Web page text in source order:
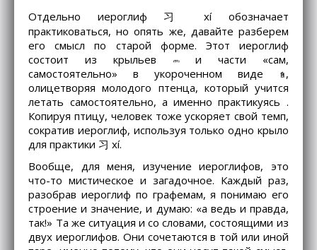
Отдельно иероглиф 习 xí обозначает
практиковаться, но опять же, давайте разберем
его смысл по старой форме. Этот иероглиф
состоит из крыльев
и части «сам,
самостоятельно» в укороченном виде
,
олицетворяя молодого птенца, который учится
летать самостоятельно, а именно практикуясь .
Копируя птицу, человек тоже ускоряет свой темп,
сократив иероглиф, используя только одно крыло
для практики 习 xí.
Вообще, для меня, изучение иероглифов, это
что-то мистическое и загадочное. Каждый раз,
разобрав иероглиф по графемам, я понимаю его
строение и значение, и думаю: «а ведь и правда,
так!» Та же ситуация и со словами, состоящими из
двух иероглифов. Они сочетаются в той или иной